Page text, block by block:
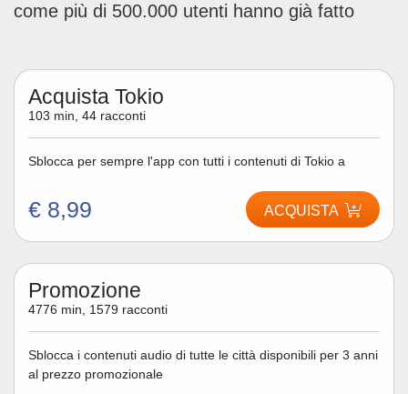
come più di 500.000 utenti hanno già fatto
Acquista Tokio
103 min, 44 racconti
Sblocca per sempre l'app con tutti i contenuti di Tokio a
€ 8,99 ACQUISTA
Promozione
4776 min, 1579 racconti
Sblocca i contenuti audio di tutte le città disponibili per 3 anni
al prezzo promozionale